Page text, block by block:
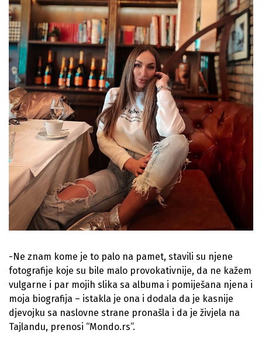
-Ne znam kome je to palo na pamet, stavili su njene
fotografije koje su bile malo provokativnije, da ne kažem
vulgarne i par mojih slika sa albuma i pomiješana njena i
moja biografija – istakla je ona i dodala da je kasnije
djevojku sa naslovne strane pronašla i da je živjela na
Tajlandu, prenosi “Mondo.rs”.